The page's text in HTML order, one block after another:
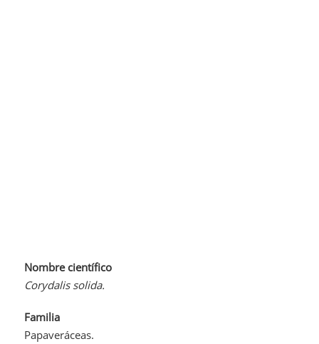
Nombre científico
Corydalis solida.
Familia
Papaveráceas.